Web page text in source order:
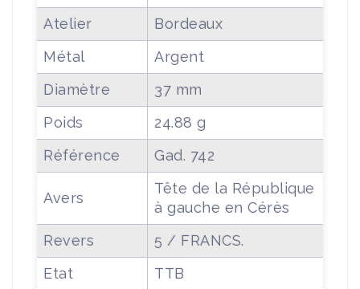
Atelier
Bordeaux
Métal
Argent
Diamètre
37 mm
Poids
24.88 g
Référence
Gad. 742
Avers
Tête de la République
à gauche en Cérès
Revers
5 / FRANCS.
Etat
TTB